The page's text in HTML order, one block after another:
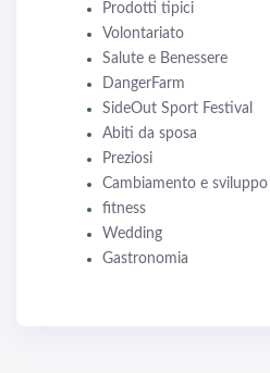
Prodotti tipici
Volontariato
Salute e Benessere
DangerFarm
SideOut Sport Festival
Abiti da sposa
Preziosi
Cambiamento e sviluppo
fitness
Wedding
Gastronomia